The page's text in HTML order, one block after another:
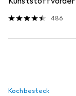
486
Kochbesteck